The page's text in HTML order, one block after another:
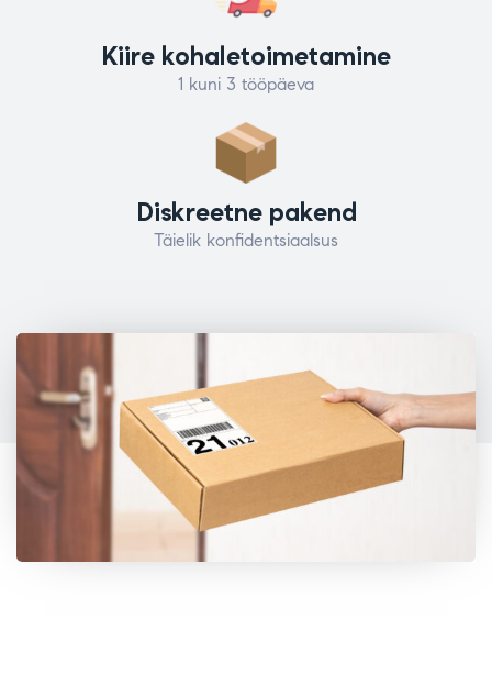
Kiire kohaletoimetamine
1 kuni 3 tööpäeva
Diskreetne pakend
Täielik konfidentsiaalsus